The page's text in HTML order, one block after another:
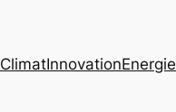
ClimatInnovationEnergie